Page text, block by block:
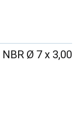
Ø 7 x 3,00